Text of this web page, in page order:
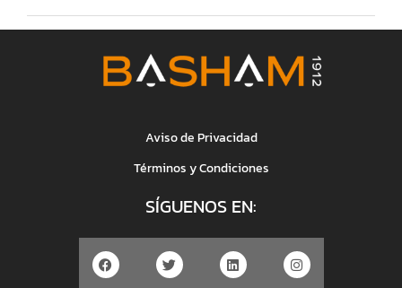
Aviso de Privacidad
Términos y Condiciones
SÍGUENOS EN: